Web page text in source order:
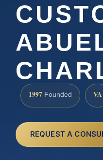
1997 Founded VA
REQUEST A